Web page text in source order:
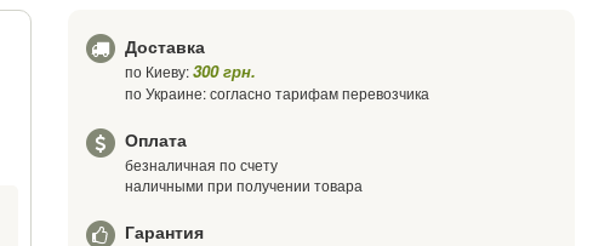
Доставка
по Киеву:300 грн.
по Украине: согласно тарифам перевозчика
Оплата
безналичная по счету
наличными при получении товара
Гарантия